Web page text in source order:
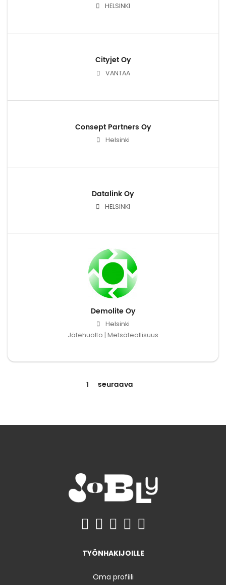
HELSINKI
Cityjet Oy
VANTAA
Consept Partners Oy
Helsinki
Datalink Oy
HELSINKI
Demolite Oy
Helsinki
Jätehuolto | Metsäteollisuus
1 seuraava
TYÖNHAKIJOILLE
Oma profiili